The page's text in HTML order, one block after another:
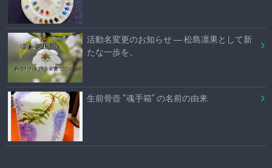
活動名変更のお知らせ ― 松島凛果として新
たな一歩を。
生前骨壺 “魂手箱” の名前の由来